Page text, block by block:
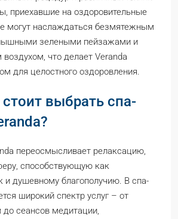
приехавшие на оздоровительные
могут наслаждаться безмятежным
зелеными пейзажами и
что делает Veranda
для целостного оздоровления.
выбрать спа-
переосмысливает релаксацию,
способствующую как
и душевному благополучию. В спа-
широкий спектр услуг – от
сеансов медитации,